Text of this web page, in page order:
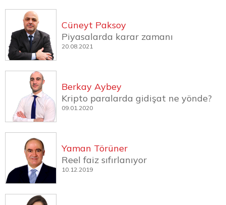
Cüneyt Paksoy
Piyasalarda karar zamanı
20.08.2021
Berkay Aybey
Kripto paralarda gidişat ne yönde?
09.01.2020
Yaman Törüner
Reel faiz sıfırlanıyor
10.12.2019